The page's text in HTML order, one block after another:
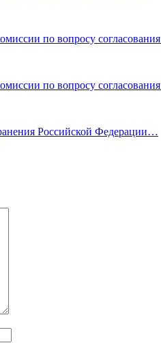
по вопросу
по вопросу
Российской Федерации…